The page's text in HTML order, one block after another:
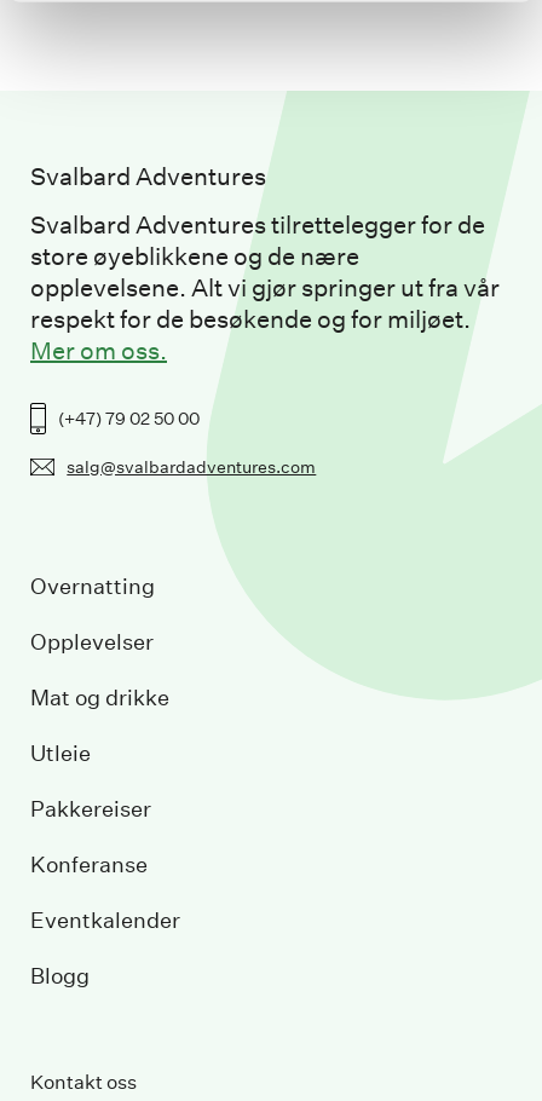
Svalbard Adventures
Svalbard Adventures tilrettelegger for de
store øyeblikkene og de nære
opplevelsene. Alt vi gjør springer ut fra vår
respekt for de besøkende og for miljøet.
Mer om oss.
(+47) 79 02 50 00
salg@svalbardadventures.com
Overnatting
Opplevelser
Mat og drikke
Utleie
Pakkereiser
Konferanse
Eventkalender
Blogg
Kontakt oss